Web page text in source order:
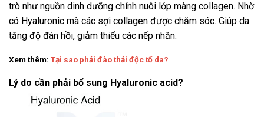
trò như nguồn dinh dưỡng chính nuôi lớp màng collagen. Nhờ
có Hyaluronic mà các sợi collagen được chăm sóc. Giúp da
tăng độ đàn hồi, giảm thiểu các nếp nhăn.
Xem thêm: Tại sao phải đào thải độc tố da?
Lý do cần phải bổ sung Hyaluronic acid?